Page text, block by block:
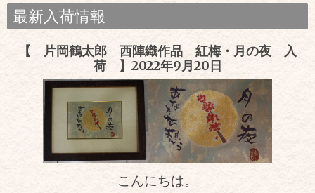
最新入荷情報
【 片岡鶴太郎 西陣織作品 紅梅・月の夜 入
荷 】2022年9月20日
こんにちは。